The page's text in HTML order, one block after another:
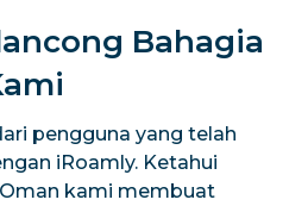
Bahagia
pengguna yang telah
iRoamly. Ketahui
kami membuat